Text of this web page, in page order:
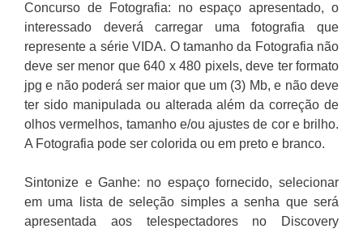
Concurso de Fotografia: no espaço apresentado, o
interessado deverá carregar uma fotografia que
represente a série VIDA. O tamanho da Fotografia não
deve ser menor que 640 x 480 pixels, deve ter formato
jpg e não poderá ser maior que um (3) Mb, e não deve
ter sido manipulada ou alterada além da correção de
olhos vermelhos, tamanho e/ou ajustes de cor e brilho.
A Fotografia pode ser colorida ou em preto e branco.
Sintonize e Ganhe: no espaço fornecido, selecionar
em uma lista de seleção simples a senha que será
apresentada aos telespectadores no Discovery